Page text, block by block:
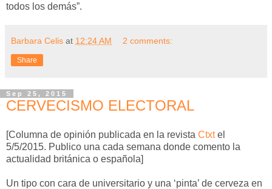
todos los demás”.
Barbara Celis at 12:24 AM 2 comments:
Share
Sep 25, 2015
CERVECISMO ELECTORAL
[Columna de opinión publicada en la revista Ctxtel
5/5/2015. Publico una cada semana donde comento la
actualidad británica o española]
Un tipo con cara de universitario y una ‘pinta’ de cerveza en